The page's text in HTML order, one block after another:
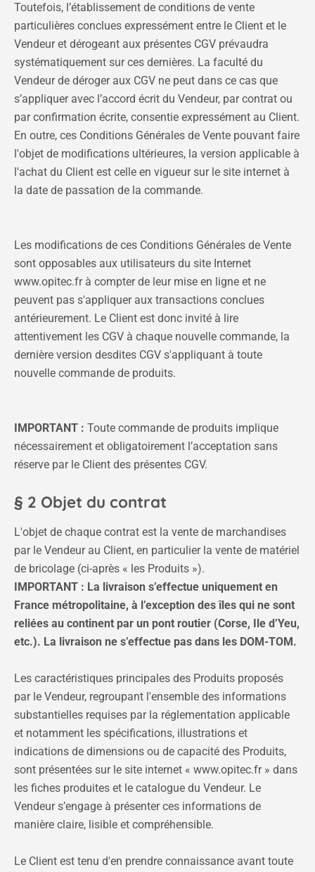
Toutefois, l’établissement de conditions de vente
particulières conclues expressément entre le Client et le
Vendeur et dérogeant aux présentes CGV prévaudra
systématiquement sur ces dernières. La faculté du
Vendeur de déroger aux CGV ne peut dans ce cas que
s’appliquer avec l’accord écrit du Vendeur, par contrat ou
par confirmation écrite, consentie expressément au Client.
En outre, ces Conditions Générales de Vente pouvant faire
l'objet de modifications ultérieures, la version applicable à
l'achat du Client est celle en vigueur sur le site internet à
la date de passation de la commande.
Les modifications de ces Conditions Générales de Vente
sont opposables aux utilisateurs du site Internet
www.opitec.fr à compter de leur mise en ligne et ne
peuvent pas s'appliquer aux transactions conclues
antérieurement. Le Client est donc invité à lire
attentivement les CGV à chaque nouvelle commande, la
dernière version desdites CGV s'appliquant à toute
nouvelle commande de produits.
IMPORTANT : Toute commande de produits implique
nécessairement et obligatoirement l’acceptation sans
réserve par le Client des présentes CGV.
§ 2 Objet du contrat
L'objet de chaque contrat est la vente de marchandises
par le Vendeur au Client, en particulier la vente de matériel
de bricolage (ci-après « les Produits »).
IMPORTANT : La livraison s’effectue uniquement en
France métropolitaine, à l’exception des îles qui ne sont
reliées au continent par un pont routier (Corse, Ile d’Yeu,
etc.). La livraison ne s’effectue pas dans les DOM-TOM.
Les caractéristiques principales des Produits proposés
par le Vendeur, regroupant l'ensemble des informations
substantielles requises par la réglementation applicable
et notamment les spécifications, illustrations et
indications de dimensions ou de capacité des Produits,
sont présentées sur le site internet « www.opitec.fr » dans
les fiches produites et le catalogue du Vendeur. Le
Vendeur s’engage à présenter ces informations de
manière claire, lisible et compréhensible.
Le Client est tenu d'en prendre connaissance avant toute